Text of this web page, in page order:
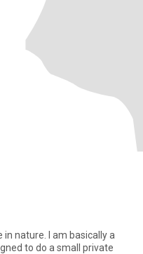
in nature. I am basically a